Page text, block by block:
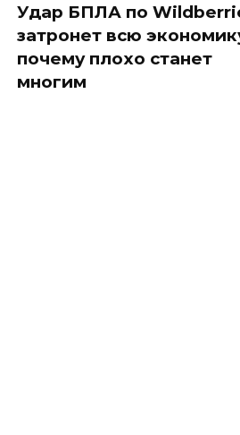
Удар БПЛА по
затронет всю
почему плохо станет
многим